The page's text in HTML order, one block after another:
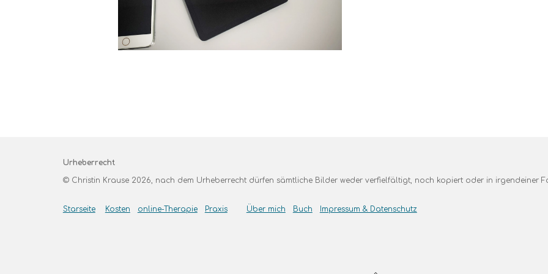
Urheberrecht
© Christin Krause 2026, nach dem Urheberrecht dürfen sämtliche Bilder weder verfielfältigt, noch kopiert oder in irgendeiner
Starseite Kosten online-Therapie Praxis Über mich Buch Impressum & Datenschutz